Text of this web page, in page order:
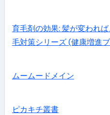
育毛剤の効果: 髪が変われ
毛対策シリーズ (健康増進
ムームードメイン
ピカキチ叢書